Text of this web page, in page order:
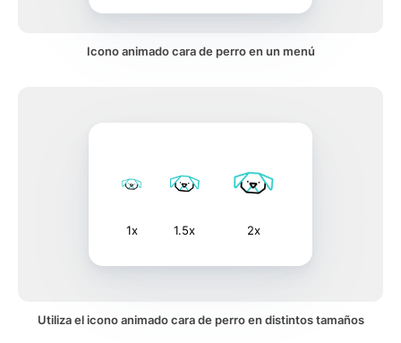
Icono animado cara de perro en un menú
1x 1.5x 2x
Utiliza el icono animado cara de perro en distintos tamaños